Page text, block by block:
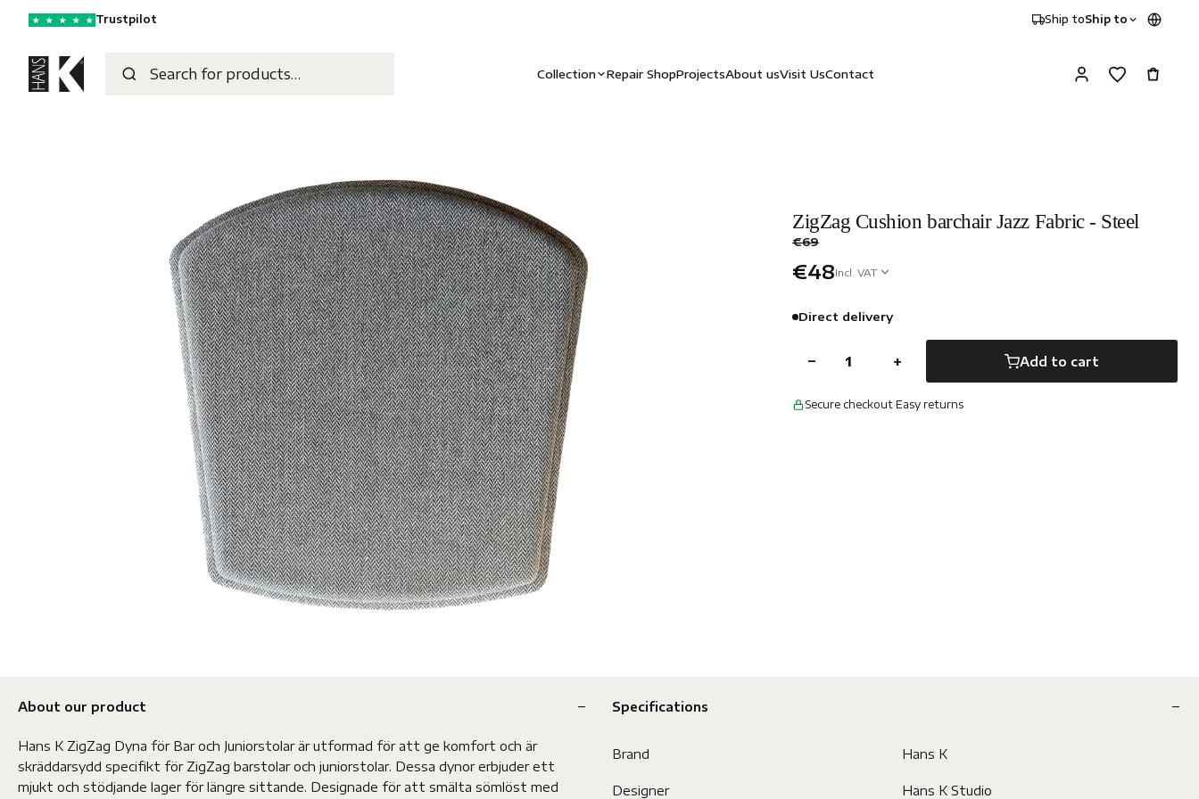
★ ★ ★ ★ ★ Trustpilot Ship toShip to
Collection Repair ShopProjectsAbout usVisit UsContact
ZigZag Cushion barchair Jazz Fabric - Steel
€69
€48Incl. VAT
Direct delivery
− + Add to cart
Secure checkout·Easy returns
About our product
Hans K ZigZag Dyna för Bar och Juniorstolar är utformad för att ge komfort och är
skräddarsydd specifikt för ZigZag barstolar och juniorstolar. Dessa dynor erbjuder ett
mjukt och stödjande lager för längre sittande. Designade för att smälta sömlöst med
Specifications
Brand Hans K
Designer Hans K Studio